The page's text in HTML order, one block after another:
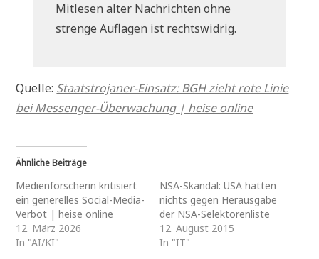
Mitlesen alter Nachrichten ohne
strenge Auflagen ist rechtswidrig.
Quelle: Staatstrojaner-Einsatz: BGH zieht rote Linie
bei Messenger-Überwachung | heise online
Ähnliche Beiträge
Medienforscherin kritisiert
ein generelles Social-Media-
Verbot | heise online
12. März 2026
In "AI/KI"
NSA-Skandal: USA hatten
nichts gegen Herausgabe
der NSA-Selektorenliste
12. August 2015
In "IT"